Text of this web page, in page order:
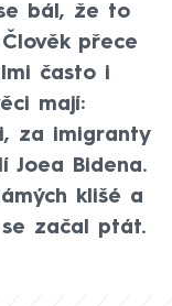
bál, že to
přece
často i
mají:
za imigranty
Joea Bidena.
klišé a
se začal ptát.